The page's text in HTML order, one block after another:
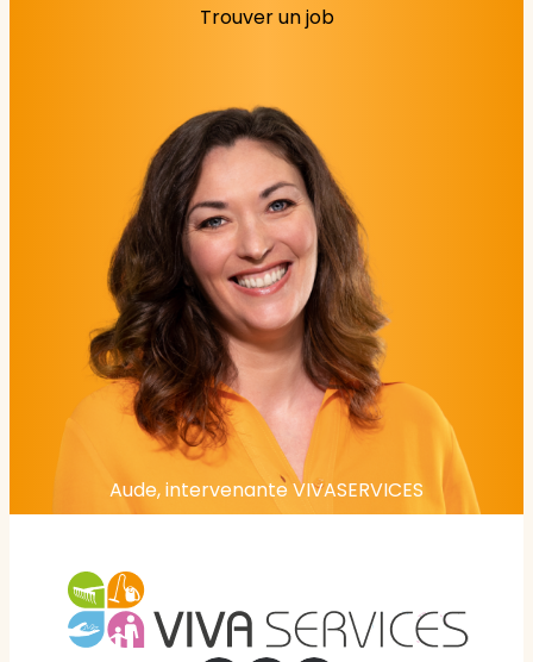
Trouver un job
Aude, intervenante VIVASERVICES